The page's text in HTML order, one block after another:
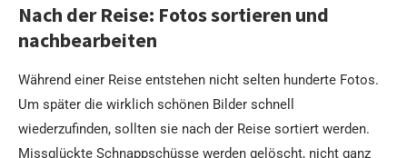
Nach der Reise: Fotos sortieren und
nachbearbeiten
Während einer Reise entstehen nicht selten hunderte Fotos.
Um später die wirklich schönen Bilder schnell
wiederzufinden, sollten sie nach der Reise sortiert werden.
Missglückte Schnappschüsse werden gelöscht, nicht ganz